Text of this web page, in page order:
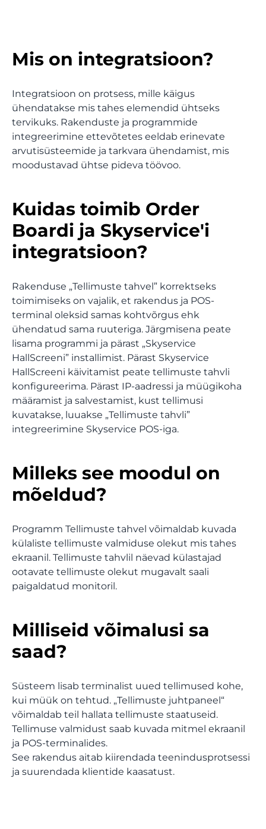
Sky Market
ПриватБанк
Maksetehingute sünkroniseerimine
Термінал від ПриватБанк
Nutitelefoniga hankimine
Nutitelefoniga hankimine
Mono kogemus
QR-menüü, maksmine ja nõuanded
Integratsioonid, mis hoiavad
teie ettevõtte töös
Integratsioonide loend
Kiosk
Butiik
Turg
Pood
Juveelipood
Lemmikloomapood
Apteek
TOOTMINE
Pagariäri
Maiustused
TEENUSED
Frantsiis
Toidu kohaletoimetamine
Rehvide paigaldus
Haigla
Hambaravi
Loomakliinik
Spaa salong
Mis on integratsioon?
Integratsioon on protsess, mille käigus
ühendatakse mis tahes elemendid ühtseks
tervikuks. Rakenduste ja programmide
integreerimine ettevõtetes eeldab erinevate
arvutisüsteemide ja tarkvara ühendamist, mis
moodustavad ühtse pideva töövoo.
Kuidas toimib Order
Boardi ja Skyservice'i
integratsioon?
Rakenduse „Tellimuste tahvel” korrektseks
toimimiseks on vajalik, et rakendus ja POS-
terminal oleksid samas kohtvõrgus ehk
ühendatud sama ruuteriga. Järgmisena peate
lisama programmi ja pärast „Skyservice
HallScreeni” installimist. Pärast Skyservice
HallScreeni käivitamist peate tellimuste tahvli
konfigureerima. Pärast IP-aadressi ja müügikoha
määramist ja salvestamist, kust tellimusi
kuvatakse, luuakse „Tellimuste tahvli”
integreerimine Skyservice POS-iga.
Milleks see moodul on
mõeldud?
Programm Tellimuste tahvel võimaldab kuvada
külaliste tellimuste valmiduse olekut mis tahes
ekraanil. Tellimuste tahvlil näevad külastajad
ootavate tellimuste olekut mugavalt saali
paigaldatud monitoril.
Milliseid võimalusi sa
saad?
Süsteem lisab terminalist uued tellimused kohe,
kui müük on tehtud. „Tellimuste juhtpaneel“
võimaldab teil hallata tellimuste staatuseid.
Tellimuse valmidust saab kuvada mitmel ekraanil
ja POS-terminalides.
See rakendus aitab kiirendada teenindusprotsessi
ja suurendada klientide kaasatust.